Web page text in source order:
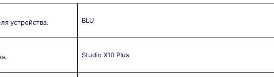
устройства.
BLU
Studio X10 Plus